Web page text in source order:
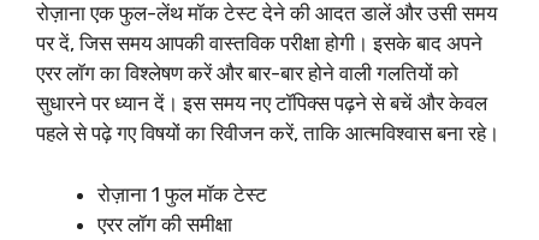
रोज़ाना एक फुल-लेंथ मॉक टेस्ट देने की आदत डालें और उसी समय
पर दें, जिस समय आपकी वास्तविक परीक्षा होगी। इसके बाद अपने
एरर लॉग का विश्लेषण करें और बार-बार होने वाली गलतियों को
सुधारने पर ध्यान दें। इस समय नए टॉपिक्स पढ़ने से बचें और केवल
पहले से पढ़े गए विषयों का रिवीजन करें, ताकि आत्मविश्वास बना रहे।
रोज़ाना 1 फुल मॉक टेस्ट
एरर लॉग की समीक्षा